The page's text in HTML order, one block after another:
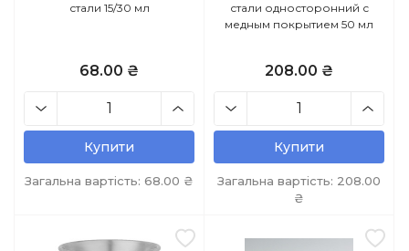
стали 15/30 мл
68.00 ₴
Купити
Загальна вартість: 68.00 ₴
стали односторонний с
медным покрытием 50 мл
208.00 ₴
Купити
Загальна вартість: 208.00
₴